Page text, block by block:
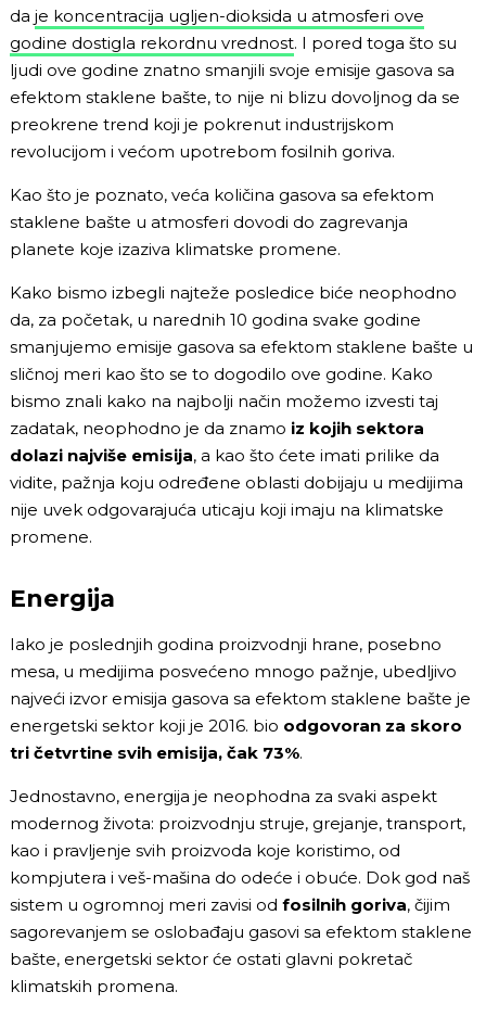
da je koncentracija ugljen-dioksida u atmosferi ove
godine dostigla rekordnu vrednost. I pored toga što su
ljudi ove godine znatno smanjili svoje emisije gasova sa
efektom staklene bašte, to nije ni blizu dovoljnog da se
preokrene trend koji je pokrenut industrijskom
revolucijom i većom upotrebom fosilnih goriva.
Kao što je poznato, veća količina gasova sa efektom
staklene bašte u atmosferi dovodi do zagrevanja
planete koje izaziva klimatske promene.
Kako bismo izbegli najteže posledice biće neophodno
da, za početak, u narednih 10 godina svake godine
smanjujemo emisije gasova sa efektom staklene bašte u
sličnoj meri kao što se to dogodilo ove godine. Kako
bismo znali kako na najbolji način možemo izvesti taj
zadatak, neophodno je da znamo iz kojih sektora
dolazi najviše emisija, a kao što ćete imati prilike da
vidite, pažnja koju određene oblasti dobijaju u medijima
nije uvek odgovarajuća uticaju koji imaju na klimatske
promene.
Energija
Iako je poslednjih godina proizvodnji hrane, posebno
mesa, u medijima posvećeno mnogo pažnje, ubedljivo
najveći izvor emisija gasova sa efektom staklene bašte je
energetski sektor koji je 2016. bio odgovoran za skoro
tri četvrtine svih emisija, čak 73%.
Jednostavno, energija je neophodna za svaki aspekt
modernog života: proizvodnju struje, grejanje, transport,
kao i pravljenje svih proizvoda koje koristimo, od
kompjutera i veš-mašina do odeće i obuće. Dok god naš
sistem u ogromnoj meri zavisi od fosilnih goriva, čijim
sagorevanjem se oslobađaju gasovi sa efektom staklene
bašte, energetski sektor će ostati glavni pokretač
klimatskih promena.